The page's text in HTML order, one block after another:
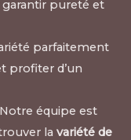
pureté et
parfaitement
profiter d’un
équipe est
la variété de